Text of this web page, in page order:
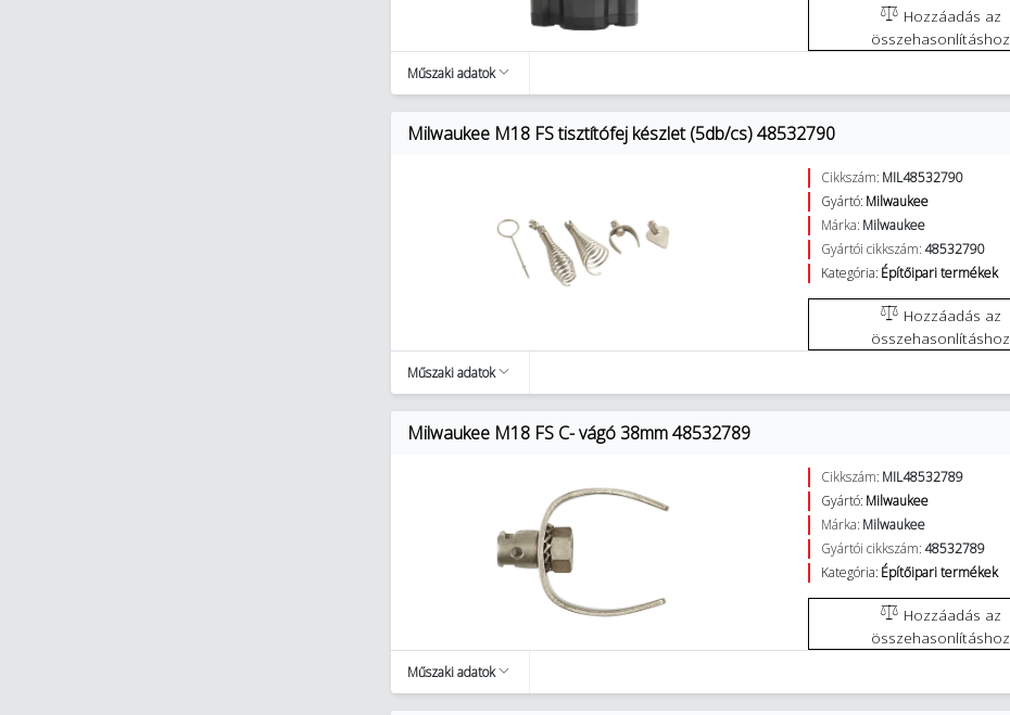
összehasonlításhoz
Műszaki adatok
Milwaukee M18 FS tisztítófej készlet (5db/cs) 48532790
Cikkszám: MIL48532790
Gyártó: Milwaukee
Márka: Milwaukee
Gyártói cikkszám:48532790
Kategória: Építőipari termékek
összehasonlításhoz
Műszaki adatok
Milwaukee M18 FS C- vágó 38mm 48532789
Cikkszám: MIL48532789
Gyártó: Milwaukee
Márka: Milwaukee
Gyártói cikkszám:48532789
Kategória: Építőipari termékek
összehasonlításhoz
Műszaki adatok